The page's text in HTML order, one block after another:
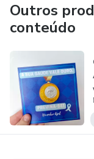
Outros
conteúdo